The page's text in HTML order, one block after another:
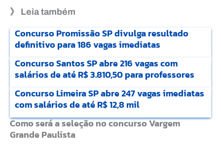
》 Leia também
Concurso Promissão SP divulga resultado
definitivo para 186 vagas imediatas
Concurso Santos SP abre 216 vagas com
salários de até R$ 3.810,50 para professores
Concurso Limeira SP abre 247 vagas imediatas
com salários de até R$ 12,8 mil
Como será a seleção no concurso Vargem
Grande Paulista